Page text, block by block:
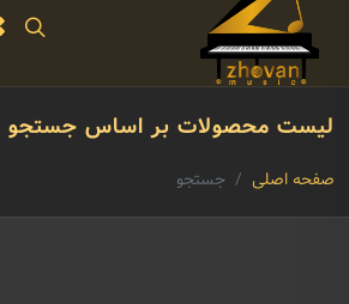
لیست محصولات بر اساس جستجو
صفحه اصلی جستجو